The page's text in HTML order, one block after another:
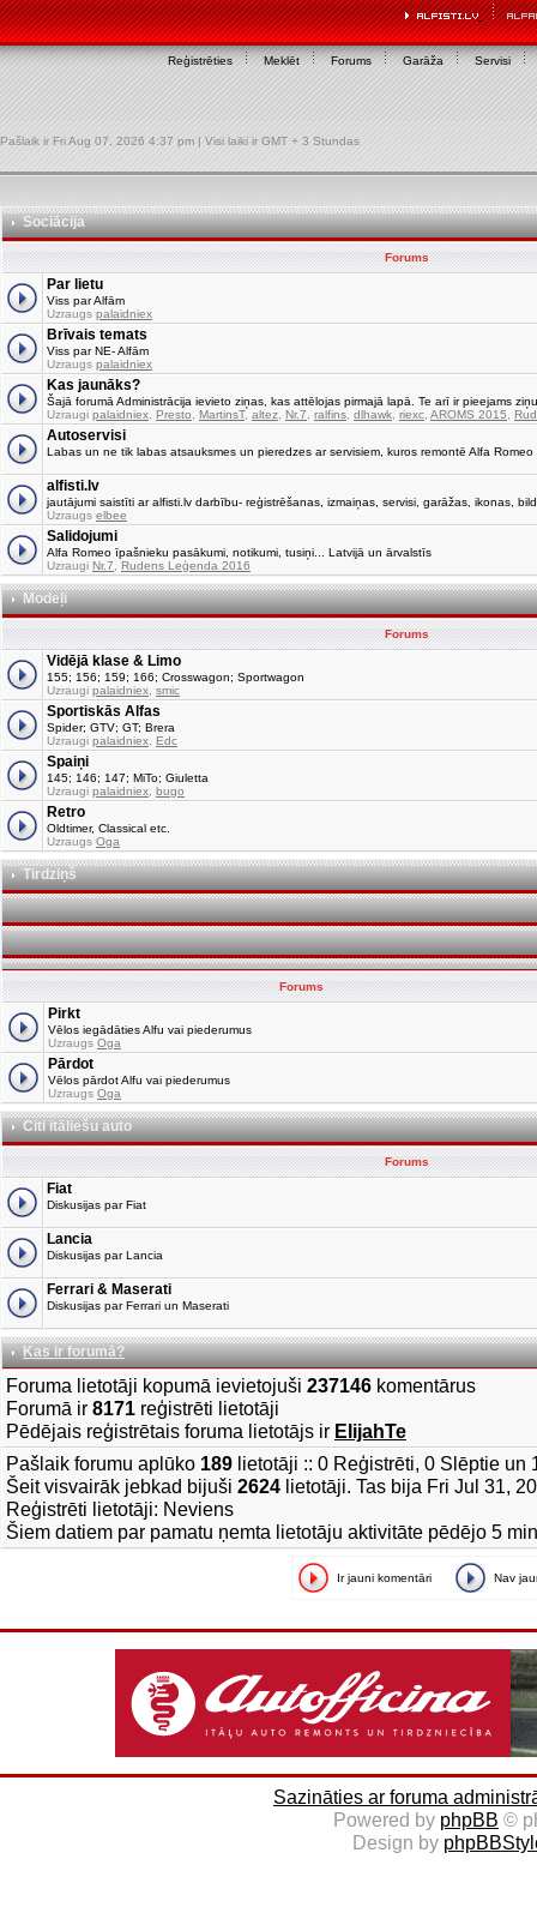
Reģistrēties Meklēt Forums Garāža Servisi
Pašlaik ir Fri Aug 07, 2026 4:37 pm | Visi laiki ir GMT + 3 Stundas
Sociācija
Forums
Par lietu
Viss par Alfām
Uzraugs palaidniex
Brīvais temats
Viss par NE- Alfām
Uzraugs palaidniex
Kas jaunāks?
Šajā forumā Administrācija ievieto ziņas, kas attēlojas pirmajā lapā. Te arī ir pieejams
Uzraugi palaidniex Presto MartinsT, altez Nr.7 ralfins dlhawk riexc AROMS 2015
Autoservisi
Labas un ne tik labas atsauksmes un pieredzes ar servisiem, kuros remontē Alfa Romeo
alfisti.lv
jautājumi saistīti ar alfisti.lv darbību- reģistrēšanas, izmaiņas, servisi, garāžas, ikonas,
Uzraugs elbee
Salidojumi
Alfa Romeo īpašnieku pasākumi, notikumi, tusiņi... Latvijā un ārvalstīs
Uzraugi Nr.7 Rudens Leģenda 2016
Modeļi
Forums
Vidējā klase & Limo
155; 156; 159; 166; Crosswagon; Sportwagon
Uzraugi palaidniex smic
Sportiskās Alfas
Spider; GTV; GT; Brera
Uzraugi palaidniex Edc
Spaiņi
145; 146; 147; MiTo; Giuletta
Uzraugi palaidniex bugo
Retro
Oldtimer, Classical etc.
Uzraugs Oga
Tirdziņš
Forums
Pirkt
Vēlos iegādāties Alfu vai piederumus
Uzraugs Oga
Pārdot
Vēlos pārdot Alfu vai piederumus
Uzraugs Oga
Citi itāliešu auto
Forums
Fiat
Diskusijas par Fiat
Lancia
Diskusijas par Lancia
Ferrari & Maserati
Diskusijas par Ferrari un Maserati
Kas ir forumā?
Foruma lietotāji kopumā ievietojuši 237146 komentārus
Forumā ir 8171 reģistrēti lietotāji
Pēdējais reģistrētais foruma lietotājs ir ElijahTe
Pašlaik forumu aplūko 189 lietotāji :: 0 Reģistrēti, 0 Slēptie
Šeit visvairāk jebkad bijuši 2624 lietotāji. Tas bija Fri Jul 31,
Reģistrēti lietotāji: Neviens
Šiem datiem par pamatu ņemta lietotāju aktivitāte pēdējo 5
Ir jauni komentāri Nav
Sazināties ar foruma
Powered by phpBB ©
Design by